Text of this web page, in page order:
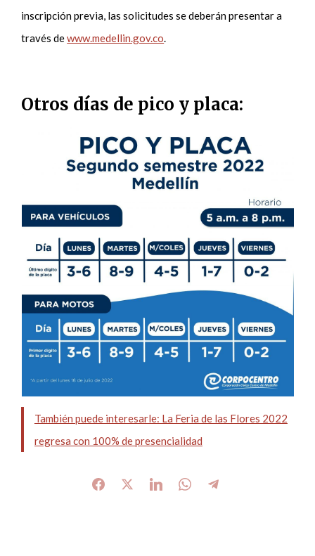
inscripción previa, las solicitudes se deberán presentar a
través dewww.medellin.gov.co.
Otros días de pico y placa:
También puede interesarle: La Feria de las Flores 2022
regresa con 100% de presencialidad